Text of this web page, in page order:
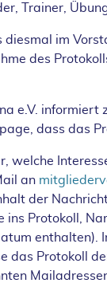
Trainer,
diesmal im
des
e.V.
dass das
welche
an
der
ins Protokoll,
enthalten).
das Protokoll